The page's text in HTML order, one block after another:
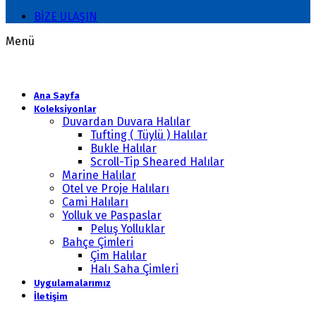
BİZE ULAŞIN
Menü
Ana Sayfa
Koleksiyonlar
Duvardan Duvara Halılar
Tufting ( Tüylü ) Halılar
Bukle Halılar
Scroll-Tip Sheared Halılar
Marine Halılar
Otel ve Proje Halıları
Cami Halıları
Yolluk ve Paspaslar
Peluş Yolluklar
Bahçe Çimleri
Çim Halılar
Halı Saha Çimleri
Uygulamalarımız
İletişim